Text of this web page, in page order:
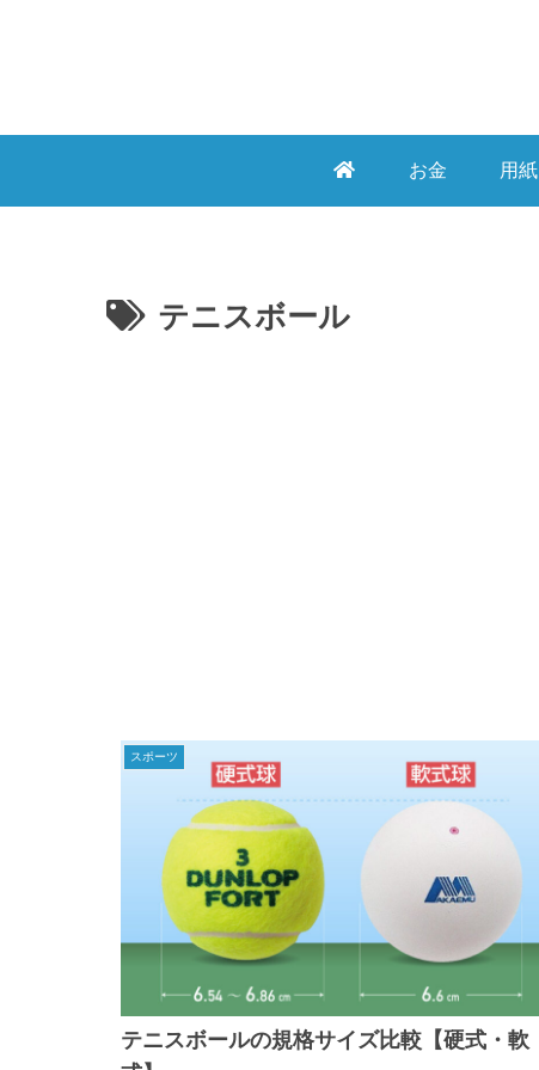
お金 用紙
テニスボール
スポーツ
テニスボールの規格サイズ比較【硬式・軟